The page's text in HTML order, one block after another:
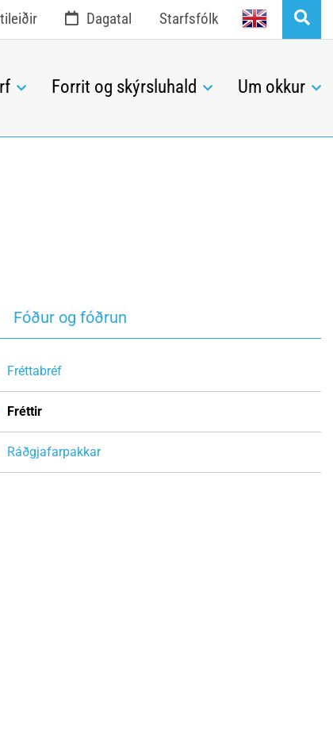
Forrit og skýrsluhald Um okkur
Dagatal Starfsfólk English
Fóður og fóðrun
Fréttabréf
Fréttir
Ráðgjafarpakkar